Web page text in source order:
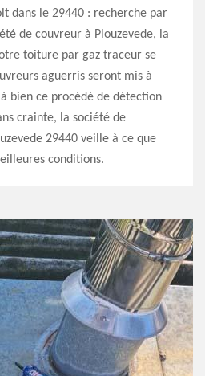
dans le 29440 : recherche par
de couvreur à Plouzevede, la
toiture par gaz traceur se
aguerris seront mis à
bien ce procédé de détection
crainte, la société de
29440 veille à ce que
conditions.